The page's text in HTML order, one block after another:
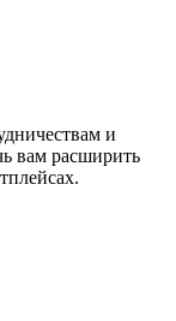
и
вам расширить